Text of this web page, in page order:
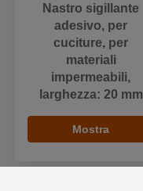
Nastro sigillante
adesivo, per
cuciture, per
materiali
impermeabili,
larghezza: 20 mm
Mostra